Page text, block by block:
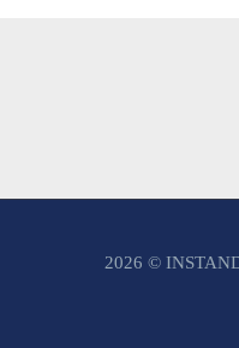
2026 ©